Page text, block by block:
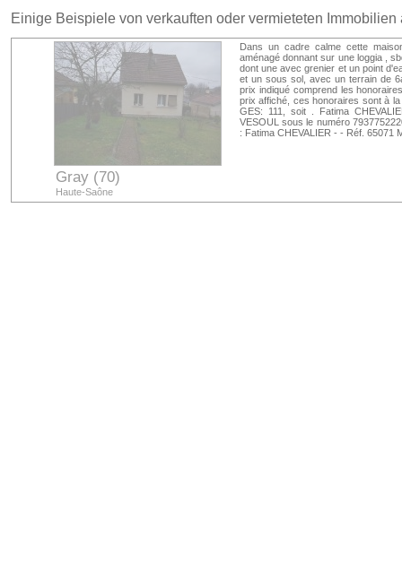
Einige Beispiele von verkauften oder vermieteten
Gray (70)
Haute-Saône
Dans un cadre calme cette
aménagé donnant sur une loggia ,
dont une avec grenier et un point
et un sous sol, avec un terrain de
prix indiqué comprend les
prix affiché, ces honoraires sont à
GES: 111, soit . Fatima
VESOUL sous le numéro
: Fatima CHEVALIER - - Réf. 65071